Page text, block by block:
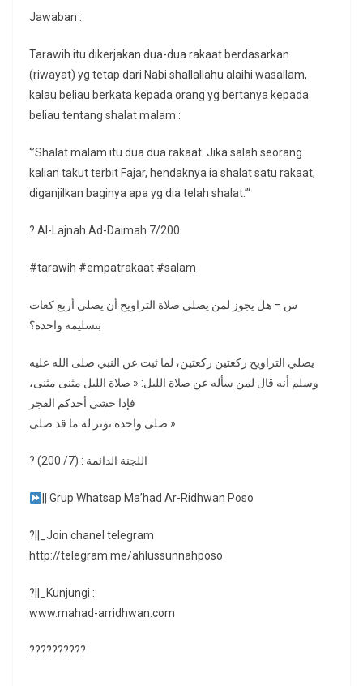
Jawaban :
Tarawih itu dikerjakan dua-dua rakaat berdasarkan
(riwayat) yg tetap dari Nabi shallallahu alaihi wasallam,
kalau beliau berkata kepada orang yg bertanya kepada
beliau tentang shalat malam :
‘”Shalat malam itu dua dua rakaat. Jika salah seorang
kalian takut terbit Fajar, hendaknya ia shalat satu rakaat,
diganjilkan baginya apa yg dia telah shalat.”‘
? Al-Lajnah Ad-Daimah 7/200
#tarawih #empatrakaat #salam
س – هل يجوز لمن يصلي صلاة التراويح أن يصلي أربع كعات
بتسليمة واحدة؟
يصلي التراويح ركعتين ركعتين، لما ثبت عن النبي صلى الله عليه
وسلم أنه قال لمن سأله عن صلاة الليل: « صلاة الليل مثنى مثنى،
فإذا خشي أحدكم الفجر
صلى واحدة توتر له ما قد صلى »
? اللجنة الدائمة : (7/ 200)
|| Grup Whatsap Ma’had Ar-Ridhwan Poso
?||_Join chanel telegram
http://telegram.me/ahlussunnahposo
?||_Kunjungi :
www.mahad-arridhwan.com
??????????